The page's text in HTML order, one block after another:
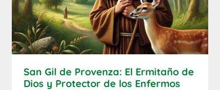
San Gil de Provenza: El Ermitaño de
Dios y Protector de los Enfermos